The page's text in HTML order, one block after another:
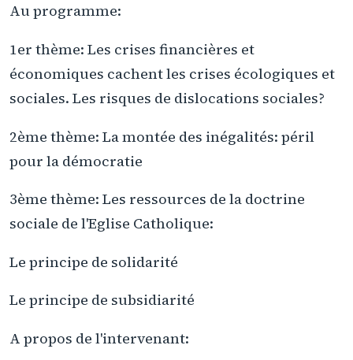
Au programme:
1er thème: Les crises financières et
économiques cachent les crises écologiques et
sociales. Les risques de dislocations sociales?
2ème thème: La montée des inégalités: péril
pour la démocratie
3ème thème: Les ressources de la doctrine
sociale de l'Eglise Catholique:
Le principe de solidarité
Le principe de subsidiarité
A propos de l'intervenant: